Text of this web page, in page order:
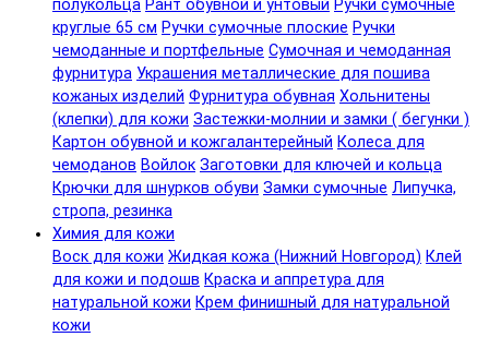
полукольца Рант обувной и унтовый Ручки сумочные
круглые 65 см Ручки сумочные плоские Ручки
чемоданные и портфельные Сумочная и чемоданная
фурнитура Украшения металлические для пошива
кожаных изделий Фурнитура обувная Хольнитены
(клепки) для кожи Застежки-молнии и замки ( бегунки )
Картон обувной и кожгалантерейный Колеса для
чемоданов Войлок Заготовки для ключей и кольца
Крючки для шнурков обуви Замки сумочные Липучка,
стропа, резинка
Химия для кожи
Воск для кожи Жидкая кожа (Нижний Новгород) Клей
для кожи и подошв Краска и аппретура для
натуральной кожи Крем финишный для натуральной
кожи